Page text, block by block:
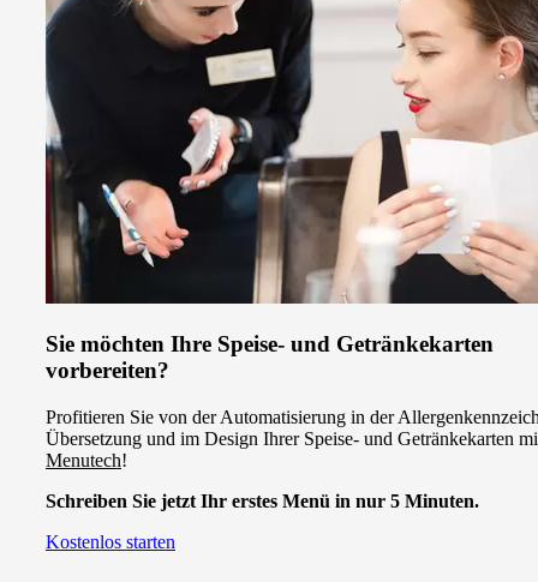
Sie möchten Ihre Speise- und Getränkekarten
vorbereiten?
Profitieren Sie von der Automatisierung in der
Übersetzung und im Design Ihrer Speise- und Getränkekarten
Menutech!
Schreiben Sie jetzt Ihr erstes Menü in nur 5 Minuten.
Kostenlos starten